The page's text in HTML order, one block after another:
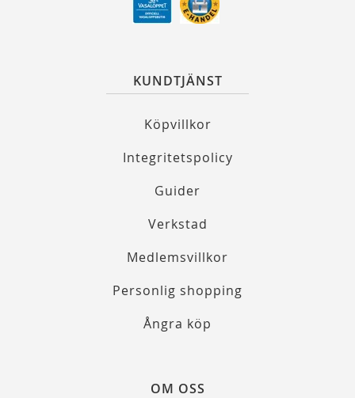
KUNDTJÄNST
Köpvillkor
Integritetspolicy
Guider
Verkstad
Medlemsvillkor
Personlig shopping
Ångra köp
OM OSS